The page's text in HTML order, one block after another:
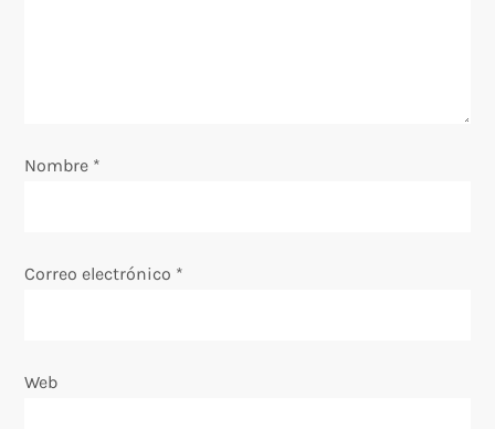
n
r
d
Nombre *
Correo electrónico *
Web